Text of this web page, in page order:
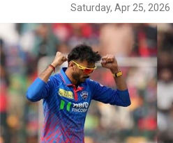
Saturday, Apr 25, 2026